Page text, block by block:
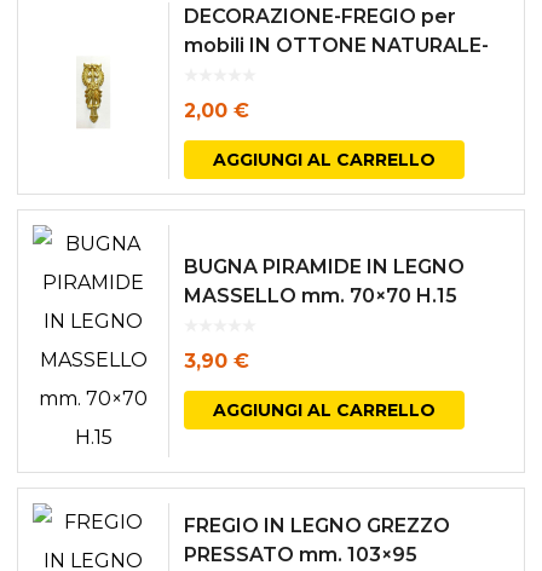
DECORAZIONE-FREGIO per
mobili IN OTTONE NATURALE-
2,00 €
AGGIUNGI AL CARRELLO
BUGNA PIRAMIDE IN LEGNO
MASSELLO mm. 70×70 H.15
3,90 €
AGGIUNGI AL CARRELLO
FREGIO IN LEGNO GREZZO
PRESSATO mm. 103×95